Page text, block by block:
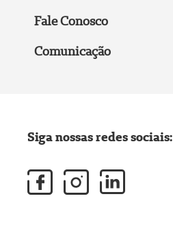
Fale Conosco
Comunicação
Siga nossas redes sociais: